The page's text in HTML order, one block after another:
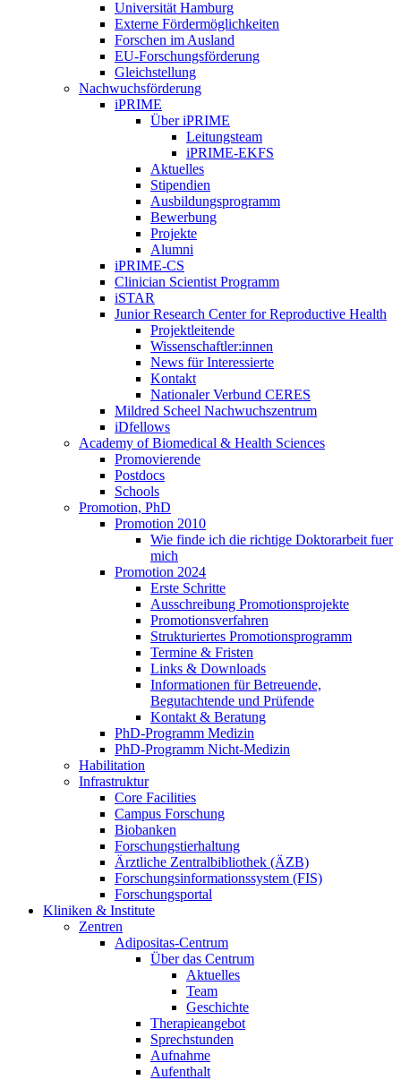
Universität Hamburg
Externe Fördermöglichkeiten
Forschen im Ausland
EU-Forschungsförderung
Gleichstellung
Nachwuchsförderung
iPRIME
Über iPRIME
Leitungsteam
iPRIME-EKFS
Aktuelles
Stipendien
Ausbildungsprogramm
Bewerbung
Projekte
Alumni
iPRIME-CS
Clinician Scientist Programm
iSTAR
Junior Research Center for Reproductive Health
Projektleitende
Wissenschaftler:innen
News für Interessierte
Kontakt
Nationaler Verbund CERES
Mildred Scheel Nachwuchszentrum
iDfellows
Academy of Biomedical & Health Sciences
Promovierende
Postdocs
Schools
Promotion, PhD
Promotion 2010
Wie finde ich die richtige Doktorarbeit fuer
mich
Promotion 2024
Erste Schritte
Ausschreibung Promotionsprojekte
Promotionsverfahren
Strukturiertes Promotionsprogramm
Termine & Fristen
Links & Downloads
Informationen für Betreuende,
Begutachtende und Prüfende
Kontakt & Beratung
PhD-Programm Medizin
PhD-Programm Nicht-Medizin
Habilitation
Infrastruktur
Core Facilities
Campus Forschung
Biobanken
Forschungstierhaltung
Ärztliche Zentralbibliothek (ÄZB)
Forschungsinformationssystem (FIS)
Forschungsportal
Kliniken & Institute
Zentren
Adipositas-Centrum
Über das Centrum
Aktuelles
Team
Geschichte
Therapieangebot
Sprechstunden
Aufnahme
Aufenthalt